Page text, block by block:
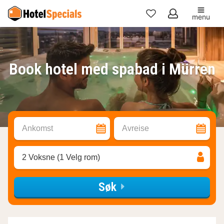
Mine
favoritter
menu
Book hotel med spabad i Mürren
Ankomst Avreise
2 Voksne (1 Velg rom)
Søk